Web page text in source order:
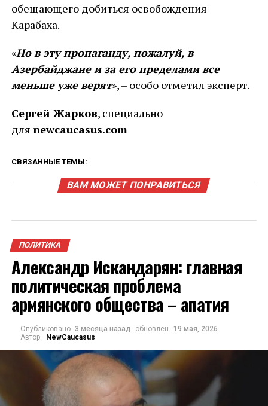
обещающего добиться освобождения
Карабаха.
«Но в эту пропаганду, пожалуй, в
Азербайджане и за его пределами все
меньше уже верят», – особо отметил эксперт.
Сергей Жарков, специально
для newcaucasus.com
СВЯЗАННЫЕ ТЕМЫ:
ВАМ МОЖЕТ ПОНРАВИТЬСЯ
ПОЛИТИКА
Александр Искандарян: главная
политическая проблема
армянского общества – апатия
Опубликовано 3 месяца назад обновлён
19 мая, 2026
Автор:
NewCaucasus